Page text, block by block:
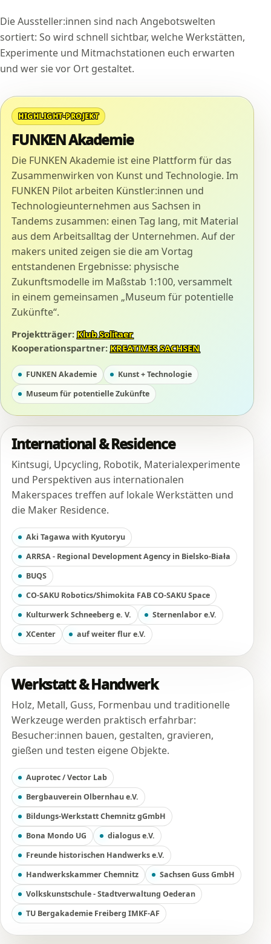
Die Aussteller:innen sind nach Angebotswelten
sortiert: So wird schnell sichtbar, welche Werkstätten,
Experimente und Mitmachstationen euch erwarten
und wer sie vor Ort gestaltet.
HIGHLIGHT-PROJEKT
FUNKEN Akademie
Die FUNKEN Akademie ist eine Plattform für das
Zusammenwirken von Kunst und Technologie. Im
FUNKEN Pilot arbeiten Künstler:innen und
Technologieunternehmen aus Sachsen in
Tandems zusammen: einen Tag lang, mit Material
aus dem Arbeitsalltag der Unternehmen. Auf der
makers united zeigen sie die am Vortag
entstandenen Ergebnisse: physische
Zukunftsmodelle im Maßstab 1:100, versammelt
in einem gemeinsamen „Museum für potentielle
Zukünfte“.
Projektträger:Klub Solitaer
Kooperationspartner:KREATIVES SACHSEN
FUNKEN Akademie
Kunst + Technologie
Museum für potentielle Zukünfte
International & Residence
Kintsugi, Upcycling, Robotik, Materialexperimente
und Perspektiven aus internationalen
Makerspaces treffen auf lokale Werkstätten und
die Maker Residence.
Aki Tagawa with Kyutoryu
ARRSA - Regional Development Agency in Bielsko-Biała
BUQS
CO-SAKU Robotics/Shimokita FAB CO-SAKU Space
Kulturwerk Schneeberg e. V.
Sternenlabor e.V.
XCenter
auf weiter flur e.V.
Werkstatt & Handwerk
Holz, Metall, Guss, Formenbau und traditionelle
Werkzeuge werden praktisch erfahrbar:
Besucher:innen bauen, gestalten, gravieren,
gießen und testen eigene Objekte.
Auprotec / Vector Lab
Bergbauverein Olbernhau e.V.
Bildungs-Werkstatt Chemnitz gGmbH
Bona Mondo UG
dialogus e.V.
Freunde historischen Handwerks e.V.
Handwerkskammer Chemnitz
Sachsen Guss GmbH
Volkskunstschule - Stadtverwaltung Oederan
TU Bergakademie Freiberg IMKF-AF